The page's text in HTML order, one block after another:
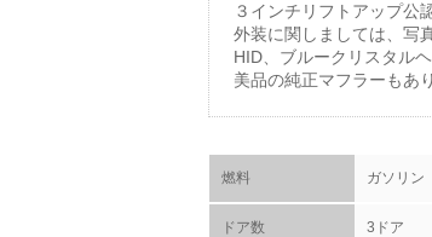
３インチリフトアップ公
外装に関しましては、写
HID、ブルークリスタル
美品の純正マフラーもあ
燃料 ガソリン
ドア数 3ドア